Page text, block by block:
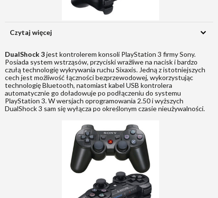
Czytaj więcej
DualShock 3jest kontrolerem konsoli PlayStation 3 firmy Sony.
Posiada system wstrząsów, przyciski wrażliwe na nacisk i bardzo
czułą technologię wykrywania ruchu Sixaxis. Jedną z istotniejszych
cech jest możliwość łączności bezprzewodowej, wykorzystując
technologię Bluetooth, natomiast kabel USB kontrolera
automatycznie go doładowuje po podłączeniu do systemu
PlayStation 3. W wersjach oprogramowania 2.50 i wyższych
DualShock 3 sam się wyłącza po określonym czasie nieużywalności.